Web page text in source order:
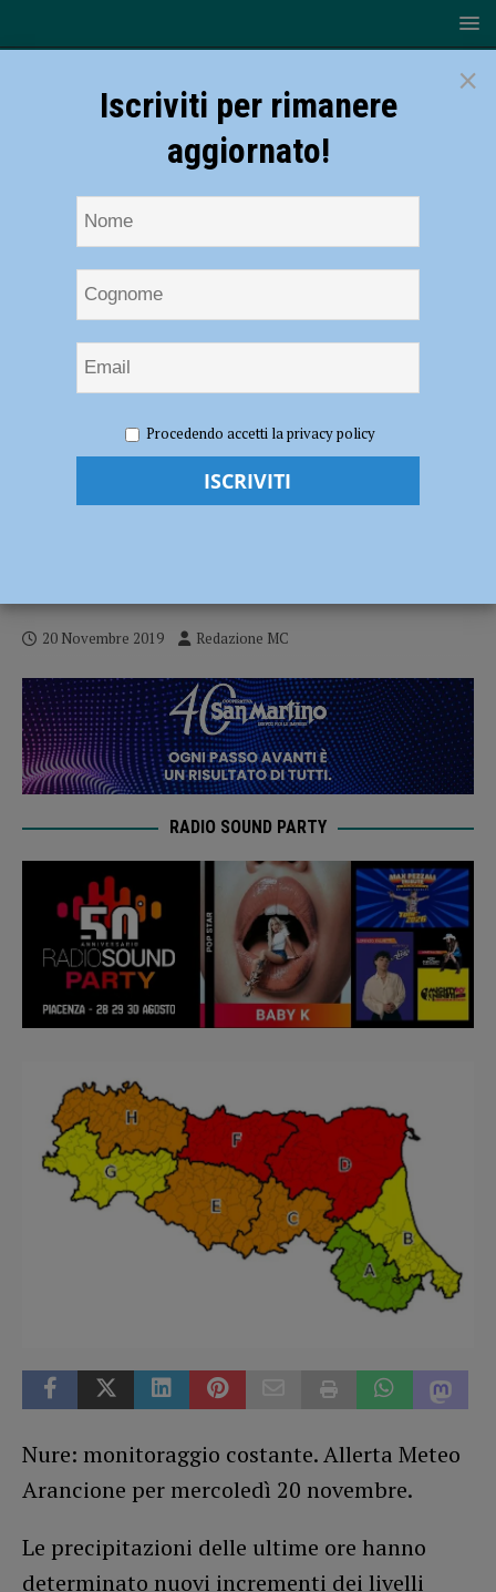
monitoraggio costante per i nuovi incrementi dei livelli idrometrici.
Allerta Meteo Arancione
Nure: monitoraggio costante per i nuovi
20 Novembre 2019 Redazione MC
RADIO SOUND PARTY
Nure: monitoraggio costante. Allerta Meteo
Arancione per mercoledì 20 novembre.
Le precipitazioni delle ultime ore hanno
determinato nuovi incrementi dei livelli
×
Iscriviti per rimanere
aggiornato!
Procedendo accetti la privacy policy